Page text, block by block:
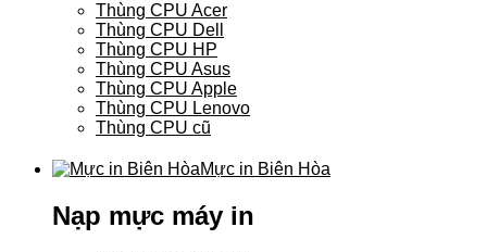
Thùng CPU Acer
Thùng CPU Dell
Thùng CPU HP
Thùng CPU Asus
Thùng CPU Apple
Thùng CPU Lenovo
Thùng CPU cũ
Mực in Biên Hòa
Nạp mực máy in